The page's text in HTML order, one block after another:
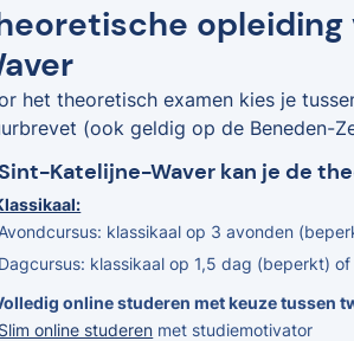
het theoretisch examen kies je
(ook geldig op de Beneden-
Katelijne-Waver kan je de
Avondcursus: klassikaal op 3 avonden
Dagcursus: klassikaal op 1,5 dag (beperkt)
online studeren met keuze tussen
Slim online studeren met studiemotivator